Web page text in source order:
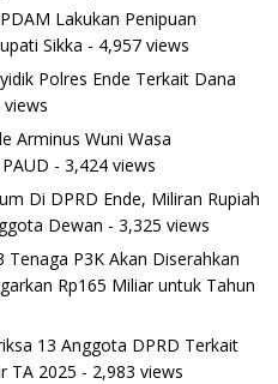
Lakukan Penipuan
Sikka - 4,957 views
Polres Ende Terkait Dana
Arminus Wuni Wasa
- 3,424 views
Di DPRD Ende, Miliran Rupiah
Dewan - 3,325 views
Tenaga P3K Akan Diserahkan
Rp165 Miliar untuk Tahun
13 Anggota DPRD Terkait
TA 2025 - 2,983 views